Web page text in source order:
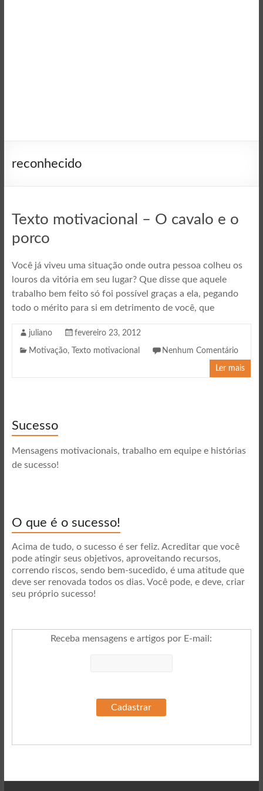
reconhecido
Texto motivacional – O cavalo e o
porco
Você já viveu uma situação onde outra pessoa colheu os
louros da vitória em seu lugar? Que disse que aquele
trabalho bem feito só foi possível graças a ela, pegando
todo o mérito para si em detrimento de você, que
juliano fevereiro 23, 2012
Motivação, Texto motivacional Nenhum Comentário
Ler mais
Sucesso
Mensagens motivacionais, trabalho em equipe e histórias
de sucesso!
O que é o sucesso!
Acima de tudo, o sucesso é ser feliz. Acreditar que você
pode atingir seus objetivos, aproveitando recursos,
correndo riscos, sendo bem-sucedido, é uma atitude que
deve ser renovada todos os dias. Você pode, e deve, criar
seu próprio sucesso!
Receba mensagens e artigos por E-mail :